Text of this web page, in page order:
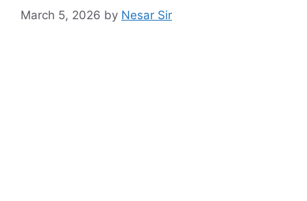
March 5, 2026 by Nesar Sir